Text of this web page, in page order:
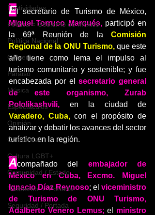
Festividades
Política < Gobierno de México
Política Nacional
Gobierno
Paraiso
Música
Espéctaculos
Opinión
Comunidad
Cultura LGBT+
Comunidad / Estado
`Gobierno` / `Portada`
Seguridad / Portada
E
Miguel Torruco Marqués, participó en
la 69ª Reunión de la Comisión
Regional de la ONU Turismo, que este
año tiene como lema el impulso al
turismo comunitario y sostenible; y fue
encabezada por el secretario general
de este organismo, Zurab
Pololikashvili,
Varadero, Cuba, con el propósito de
analizar y debatir los avances del sector
turístico en la región.
Acompañado del embajador de
México en Cuba, Excmo. Miguel
Ignacio Díaz Reynoso; el viceministro
de Turismo de ONU Turismo,
Adalberto Venero Lemus; el ministro